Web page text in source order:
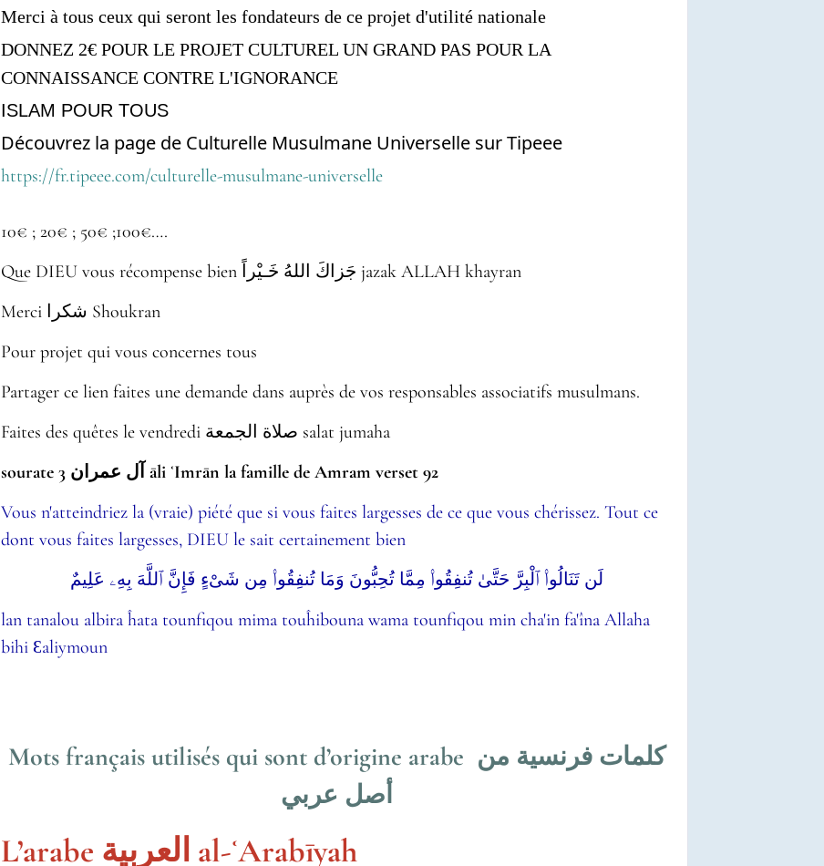
Merci à tous ceux qui seront les fondateurs de ce projet d'utilité nationale
DONNEZ 2€ POUR LE PROJET CULTUREL UN GRAND PAS POUR LA
CONNAISSANCE CONTRE L'IGNORANCE
ISLAM POUR TOUS
Découvrez la page de Culturelle Musulmane Universelle sur Tipeee
https://fr.tipeee.com/culturelle-musulmane-universelle
10€ ; 20€ ; 50€ ;100€….
Que DIEU vous récompense bien جَزاكَ اللهُ خَـيْراً jazak ALLAH khayran
Merci شكرا Shoukran
Pour projet qui vous concernes tous
Partager ce lien faites une demande dans auprès de vos responsables associatifs musulmans.
Faites des quêtes le vendredi صلاة الجمعة salat jumaha
sourate 3 آل عمران āli ʿImrān la famille de Amram verset 92
Vous n'atteindriez la (vraie) piété que si vous faites largesses de ce que vous chérissez. Tout ce
dont vous faites largesses, DIEU le sait certainement bien
لَن تَنَالُوا۟ ٱلْبِرَّ حَتَّىٰ تُنفِقُوا۟ مِمَّا تُحِبُّونَ وَمَا تُنفِقُوا۟ مِن شَىْءٍ فَإِنَّ ٱللَّهَ بِهِۦ عَلِيمٌ
lan tanalou albira ĥata tounfiqou mima touĥibouna wama tounfiqou min cha'in fa'îna Allaha
bihi Ɛaliymoun
Mots français utilisés qui sont d’origine arabe كلمات فرنسية من
أصل عربي
L’arabe العربية al-ʿArabīyah